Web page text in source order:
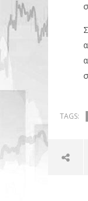
TAGS: